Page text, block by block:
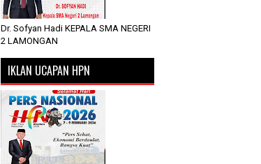
Dr. Sofyan Hadi KEPALA SMA NEGERI
2 LAMONGAN
IKLAN UCAPAN HPN